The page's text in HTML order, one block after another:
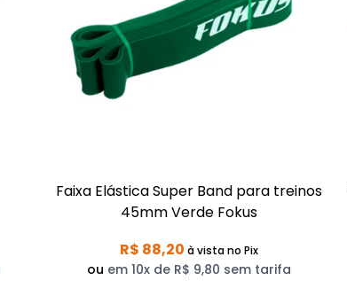
Faixa Elástica Super Band para treinos
45mm Verde Fokus
R$ 88,20 à vistano Pix
ou em 10x de R$ 9,80 sem tarifa